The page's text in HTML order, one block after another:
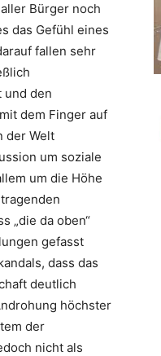
Bürger noch
das Gefühl eines
fallen sehr
und den
dem Finger auf
der Welt
um soziale
um die Höhe
„die da oben“
gefasst
dass das
deutlich
höchster
der
nicht als